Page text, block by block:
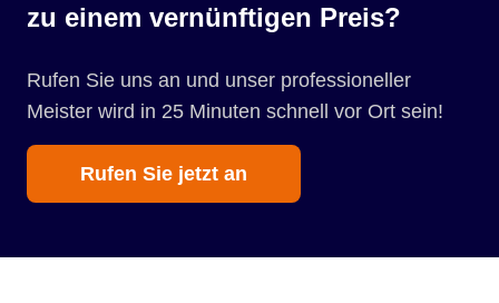
zu einem vernünftigen Preis?
Rufen Sie uns an und unser professioneller
Meister wird in 25 Minuten schnell vor Ort sein!
Rufen Sie jetzt an